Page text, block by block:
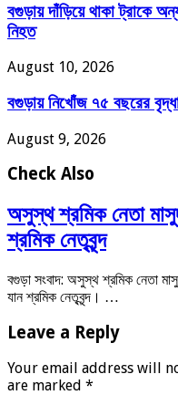
বগুড়ায় দাঁড়িয়ে থাকা ট্রাকে
নিহত
August 10, 2026
বগুড়ায় নিখোঁজ ৭৫ বছরের
August 9, 2026
Check Also
অসুস্থ শ্রমিক নেতা
শ্রমিক নেতৃবৃন্দ
বগুড়া সংবাদ: অসুস্থ শ্রমিক নেতা
যান শ্রমিক নেতৃবৃন্দ। …
Leave a Reply
Your email address will
are marked *